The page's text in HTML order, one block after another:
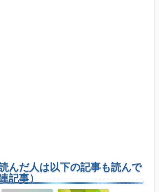
んだ人は以下の記事も読んで
記事）